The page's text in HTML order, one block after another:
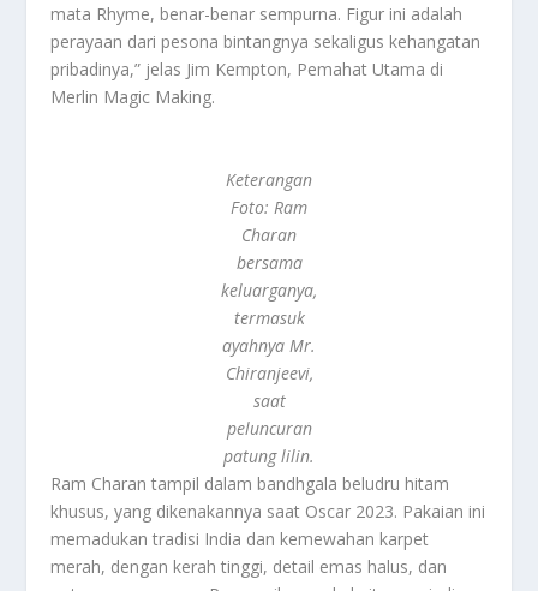
mata Rhyme, benar-benar sempurna. Figur ini adalah
perayaan dari pesona bintangnya sekaligus kehangatan
pribadinya,” jelas Jim Kempton, Pemahat Utama di
Merlin Magic Making.
Keterangan
Foto: Ram
Charan
bersama
keluarganya,
termasuk
ayahnya Mr.
Chiranjeevi,
saat
peluncuran
patung lilin.
Ram Charan tampil dalam bandhgala beludru hitam
khusus, yang dikenakannya saat Oscar 2023. Pakaian ini
memadukan tradisi India dan kemewahan karpet
merah, dengan kerah tinggi, detail emas halus, dan